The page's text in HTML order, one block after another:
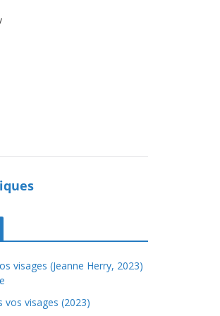
visages (Jeanne Herry, 2023)